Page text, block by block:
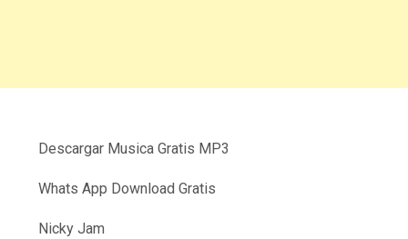
Descargar Musica Gratis MP3
Whats App Download Gratis
Nicky Jam